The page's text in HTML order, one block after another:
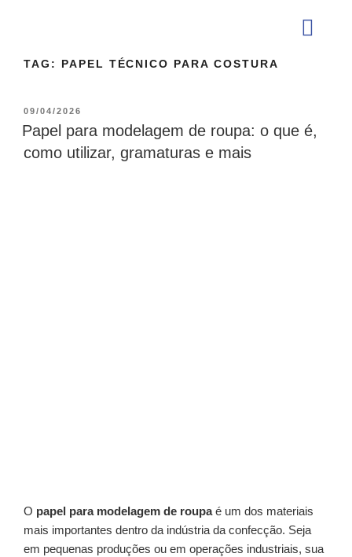
TAG: PAPEL TÉCNICO PARA COSTURA
09/04/2026
Papel para modelagem de roupa: o que é,
como utilizar, gramaturas e mais
O papel para modelagem de roupaé um dos materiais
mais importantes dentro da indústria da confecção. Seja
em pequenas produções ou em operações industriais, sua